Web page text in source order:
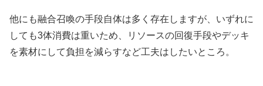
他にも融合召喚の手段自体は多く存在しますが、いずれに
しても3体消費は重いため、リソースの回復手段やデッキ
を素材にして負担を減らすなど工夫はしたいところ。